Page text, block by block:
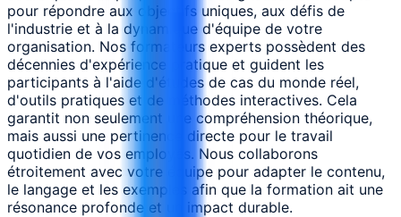
pour répondre aux objectifs uniques, aux défis de
l'industrie et à la dynamique d'équipe de votre
organisation. Nos formateurs experts possèdent des
décennies d'expérience pratique et guident les
participants à l'aide d'études de cas du monde réel,
d'outils pratiques et de méthodes interactives. Cela
garantit non seulement une compréhension théorique,
mais aussi une pertinence directe pour le travail
quotidien de vos employés. Nous collaborons
étroitement avec votre équipe pour adapter le contenu,
le langage et les exemples afin que la formation ait une
résonance profonde et un impact durable.